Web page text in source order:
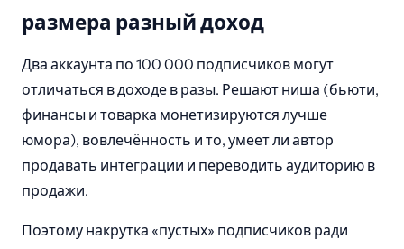
размера разный доход
Два аккаунта по 100 000 подписчиков могут
отличаться в доходе в разы. Решают ниша (бьюти,
финансы и товарка монетизируются лучше
юмора), вовлечённость и то, умеет ли автор
продавать интеграции и переводить аудиторию в
продажи.
Поэтому накрутка «пустых» подписчиков ради